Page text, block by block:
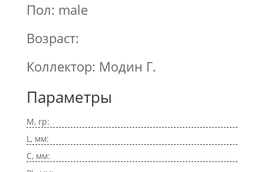
Пол: male
Возраст:
Коллектор: Модин Г.
Параметры
M, гр:
L, мм:
C, мм: